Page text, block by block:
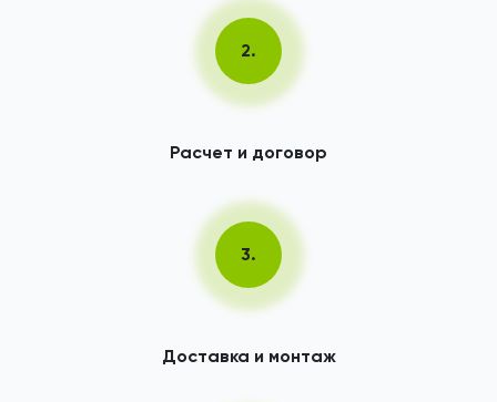
2.
Расчет и договор
3.
Доставка и монтаж